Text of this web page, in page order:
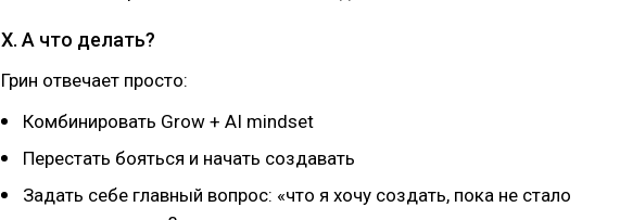
X. А что делать?
Грин отвечает просто:
Комбинировать Grow + AI mindset
Перестать бояться и начать создавать
Задать себе главный вопрос: «что я хочу создать, пока не стало